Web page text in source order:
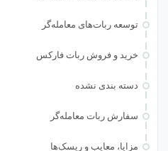
توسعه ربات‌های معامله‌گر
خرید و فروش ربات فارکس
دسته بندی نشده
سفارش ربات معامله‌گر
مزایا، معایب و ریسک‌ها